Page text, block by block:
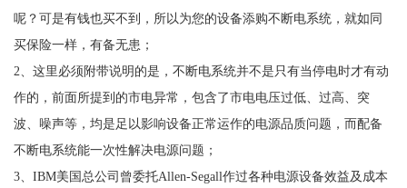
呢？可是有钱也买不到，所以为您的设备添购不断电系统，就如同
买保险一样，有备无患；
2、这里必须附带说明的是，不断电系统并不是只有当停电时才有动
作的，前面所提到的市电异常，包含了市电电压过低、过高、突
波、噪声等，均是足以影响设备正常运作的电源品质问题，而配备
不断电系统能一次性解决电源问题；
3、IBM美国总公司曾委托Allen-Segall作过各种电源设备效益及成本